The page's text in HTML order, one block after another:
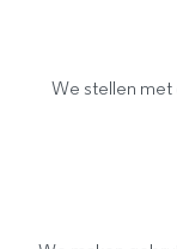
We stellen